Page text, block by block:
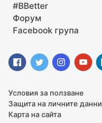
#BBetter
Форум
Facebook група
Условия за ползване
Защита на личните данни
Карта на сайта